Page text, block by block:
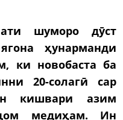
шуморо дӯст
ҳунарманди
ки новобаста ба
20-солагӣ сар
кишвари азим
медиҳам. Ин